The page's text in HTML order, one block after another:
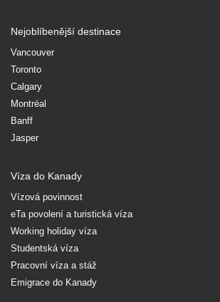
Nejoblíbenější destinace
Vancouver
Toronto
Calgary
Montréal
Banff
Jasper
Víza do Kanady
Vízová povinnost
eTa povolení a turistická víza
Working holiday víza
Studentská víza
Pracovní víza a stáž
Emigrace do Kanady